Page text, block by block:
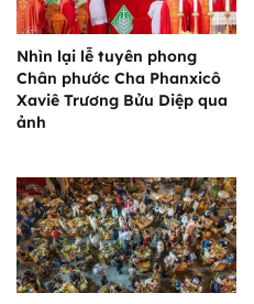
Nhìn lại lễ tuyên phong
Chân phước Cha Phanxicô
Xaviê Trương Bửu Diệp qua
ảnh